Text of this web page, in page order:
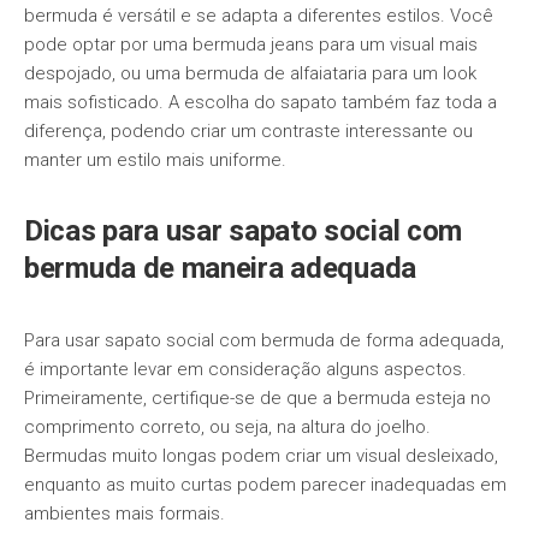
bermuda é versátil e se adapta a diferentes estilos. Você
pode optar por uma bermuda jeans para um visual mais
despojado, ou uma bermuda de alfaiataria para um look
mais sofisticado. A escolha do sapato também faz toda a
diferença, podendo criar um contraste interessante ou
manter um estilo mais uniforme.
Dicas para usar sapato social com
bermuda de maneira adequada
Para usar sapato social com bermuda de forma adequada,
é importante levar em consideração alguns aspectos.
Primeiramente, certifique-se de que a bermuda esteja no
comprimento correto, ou seja, na altura do joelho.
Bermudas muito longas podem criar um visual desleixado,
enquanto as muito curtas podem parecer inadequadas em
ambientes mais formais.